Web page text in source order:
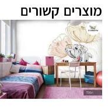
מוצרים קשורים